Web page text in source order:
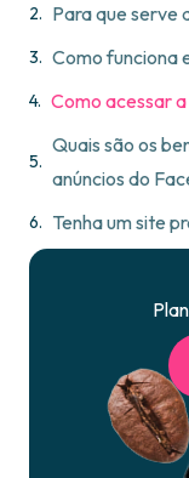
Para que serve
Como funciona
Como acessar
Quais são os
anúncios do
Tenha um site